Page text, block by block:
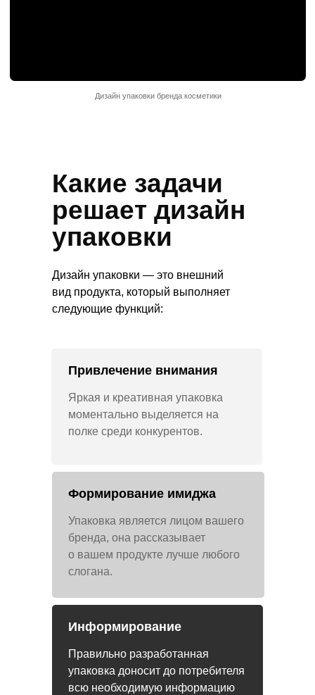
Правильно разработанная
упаковка доносит до потребителя
всю необходимую информацию
Информирование
Яркая и креативная упаковка
моментально выделяется на
полке среди конкурентов.
Привлечение внимания
Упаковка является лицом вашего
бренда, она рассказывает
о вашем продукте лучше любого
слогана.
Формирование имиджа
Какие задачи
решает дизайн
упаковки
Дизайн упаковки — это внешний
вид продукта, который выполняет
следующие функций: